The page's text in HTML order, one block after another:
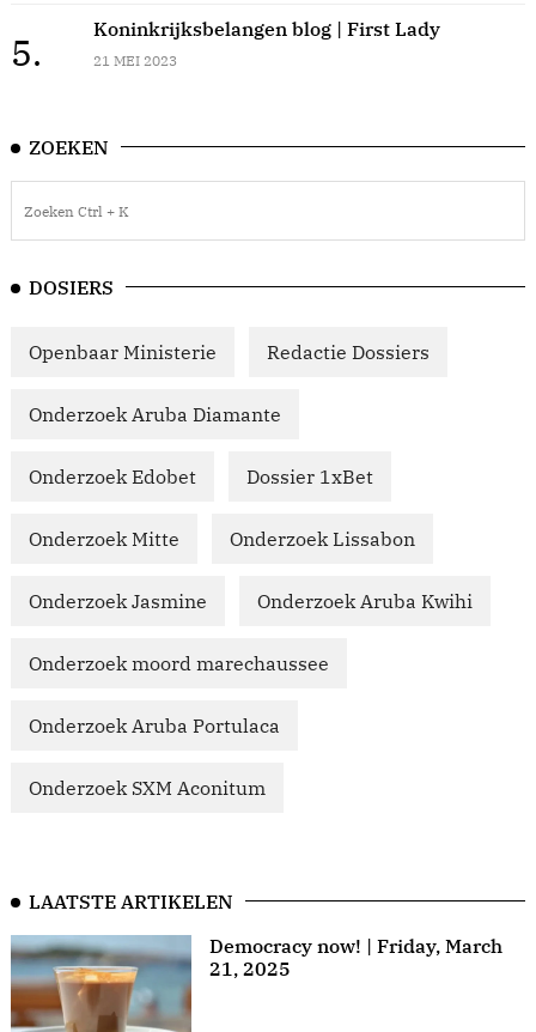
5.
Koninkrijksbelangen blog | First Lady
21 MEI 2023
ZOEKEN
DOSIERS
Openbaar Ministerie Redactie Dossiers
Onderzoek Aruba Diamante
Onderzoek Edobet Dossier 1xBet
Onderzoek Mitte Onderzoek Lissabon
Onderzoek Jasmine Onderzoek Aruba Kwihi
Onderzoek moord marechaussee
Onderzoek Aruba Portulaca
Onderzoek SXM Aconitum
LAATSTE ARTIKELEN
Democracy now! | Friday, March
21, 2025